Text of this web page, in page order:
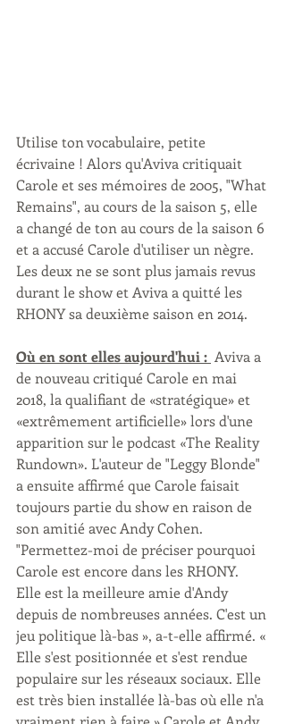
Utilise ton vocabulaire, petite
écrivaine ! Alors qu'Aviva critiquait
Carole et ses mémoires de 2005, "What
Remains", au cours de la saison 5, elle
a changé de ton au cours de la saison 6
et a accusé Carole d'utiliser un nègre.
Les deux ne se sont plus jamais revus
durant le show et Aviva a quitté les
RHONY sa deuxième saison en 2014.
Où en sont elles aujourd'hui : Aviva a
de nouveau critiqué Carole en mai
2018, la qualifiant de «stratégique» et
«extrêmement artificielle» lors d'une
apparition sur le podcast «The Reality
Rundown». L'auteur de "Leggy Blonde"
a ensuite affirmé que Carole faisait
toujours partie du show en raison de
son amitié avec Andy Cohen.
"Permettez-moi de préciser pourquoi
Carole est encore dans les RHONY.
Elle est la meilleure amie d'Andy
depuis de nombreuses années. C'est un
jeu politique là-bas », a-t-elle affirmé. «
Elle s'est positionnée et s'est rendue
populaire sur les réseaux sociaux. Elle
est très bien installée là-bas où elle n'a